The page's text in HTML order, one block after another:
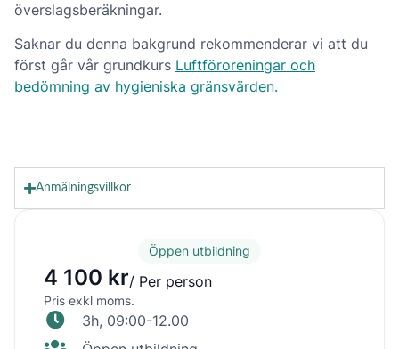
överslagsberäkningar.
Saknar du denna bakgrund rekommenderar vi att du
först går vår grundkurs Luftföroreningar och
bedömning av hygieniska gränsvärden.
Anmälningsvillkor
Öppen utbildning
4 100 kr/ Per person
Pris exkl moms.
3h, 09:00-12.00